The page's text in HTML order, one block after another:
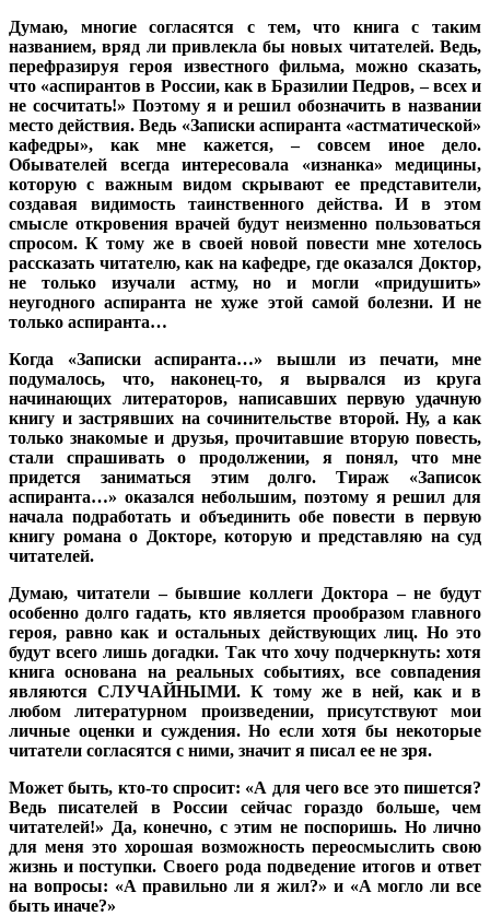
Думаю, многие согласятся с тем, что книга с таким
названием, вряд ли привлекла бы новых читателей. Ведь,
перефразируя героя известного фильма, можно сказать,
что «аспирантов в России, как в Бразилии Педров, – всех и
не сосчитать!» Поэтому я и решил обозначить в названии
место действия. Ведь «Записки аспиранта «астматической»
кафедры», как мне кажется, – совсем иное дело.
Обывателей всегда интересовала «изнанка» медицины,
которую с важным видом скрывают ее представители,
создавая видимость таинственного действа. И в этом
смысле откровения врачей будут неизменно пользоваться
спросом. К тому же в своей новой повести мне хотелось
рассказать читателю, как на кафедре, где оказался Доктор,
не только изучали астму, но и могли «придушить»
неугодного аспиранта не хуже этой самой болезни. И не
только аспиранта…
Когда «Записки аспиранта…» вышли из печати, мне
подумалось, что, наконец-то, я вырвался из круга
начинающих литераторов, написавших первую удачную
книгу и застрявших на сочинительстве второй. Ну, а как
только знакомые и друзья, прочитавшие вторую повесть,
стали спрашивать о продолжении, я понял, что мне
придется заниматься этим долго. Тираж «Записок
аспиранта…» оказался небольшим, поэтому я решил для
начала подработать и объединить обе повести в первую
книгу романа о Докторе, которую и представляю на суд
читателей.
Думаю, читатели – бывшие коллеги Доктора – не будут
особенно долго гадать, кто является прообразом главного
героя, равно как и остальных действующих лиц. Но это
будут всего лишь догадки. Так что хочу подчеркнуть: хотя
книга основана на реальных событиях, все совпадения
являются СЛУЧАЙНЫМИ. К тому же в ней, как и в
любом литературном произведении, присутствуют мои
личные оценки и суждения. Но если хотя бы некоторые
читатели согласятся с ними, значит я писал ее не зря.
Может быть, кто-то спросит: «А для чего все это пишется?
Ведь писателей в России сейчас гораздо больше, чем
читателей!» Да, конечно, с этим не поспоришь. Но лично
для меня это хорошая возможность переосмыслить свою
жизнь и поступки. Своего рода подведение итогов и ответ
на вопросы: «А правильно ли я жил?» и «А могло ли все
быть иначе?»